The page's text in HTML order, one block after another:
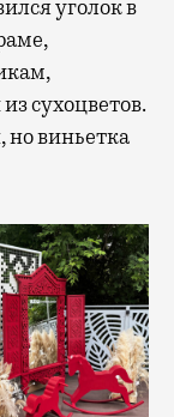
уголок в
сухоцветов.
но виньетка